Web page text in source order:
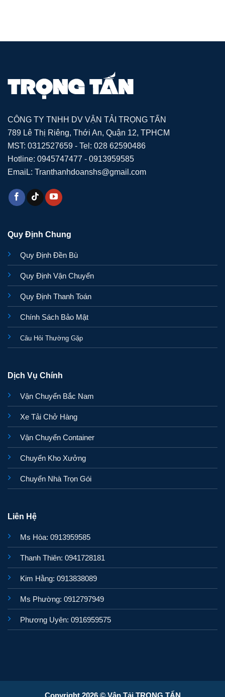
CÔNG TY TNHH DV VẬN TẢI TRỌNG TẤN
789 Lê Thị Riêng, Thới An, Quận 12, TPHCM
MST: 0312527659 - Tel: 028 62590486
Hotline: 0945747477 - 0913959585
EmaiL: Tranthanhdoanshs@gmail.com
Quy Định Chung
Quy Định Đền Bù
Quy Định Vận Chuyển
Quy Định Thanh Toán
Chính Sách Bảo Mật
Câu Hỏi Thường Gặp
Dịch Vụ Chính
Vận Chuyển Bắc Nam
Xe Tải Chở Hàng
Vận Chuyển Container
Chuyển Kho Xưởng
Chuyển Nhà Trọn Gói
Liên Hệ
Ms Hòa: 0913959585
Thanh Thiên: 0941728181
Kim Hằng: 0913838089
Ms Phường: 0912797949
Phương Uyên: 0916959575
Copyright 2026 © Vận Tải TRỌNG TẤN